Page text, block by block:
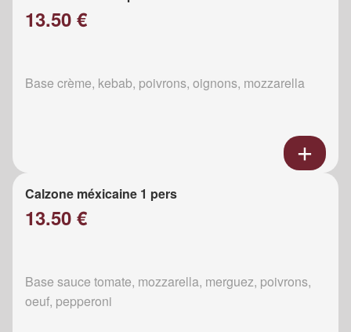
13.50 €
Base crème, kebab, poivrons, oignons, mozzarella
Calzone méxicaine 1 pers
13.50 €
Base sauce tomate, mozzarella, merguez, poivrons,
oeuf, pepperoni